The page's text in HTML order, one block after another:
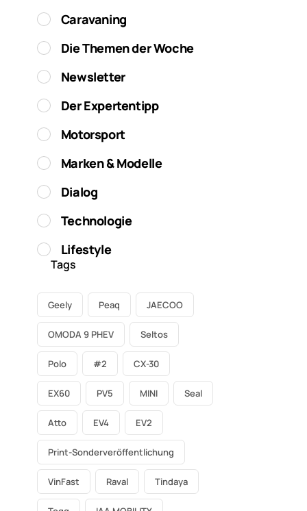
Caravaning
Die Themen der Woche
Newsletter
Der Expertentipp
Motorsport
Marken & Modelle
Dialog
Technologie
Lifestyle
Tags
Geely Peaq JAECOO
OMODA 9 PHEV Seltos
Polo #2 CX-30
EX60 PV5 MINI Seal
Atto EV4 EV2
Print-Sonderveröffentlichung
VinFast Raval Tindaya